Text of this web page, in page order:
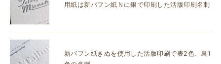
用紙は新バフン紙Ｎに銀で印刷した活版印刷名刺
新バフン紙きぬを使用した活版印刷で表2色、裏1